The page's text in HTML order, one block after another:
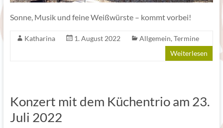
Sonne, Musik und feine Weißwürste – kommt vorbei!
Katharina 1. August 2022 Allgemein, Termine
Weiterlesen
Konzert mit dem Küchentrio am 23.
Juli 2022